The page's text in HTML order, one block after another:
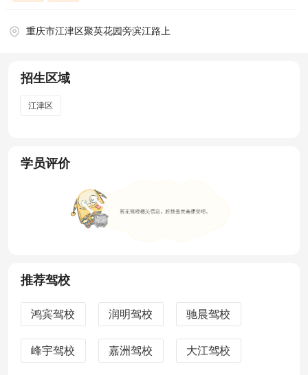
重庆市江津区聚英花园旁滨江路上
招生区域
江津区
学员评价
推荐驾校
鸿宾驾校 润明驾校 驰晨驾校
峰宇驾校 嘉洲驾校 大江驾校